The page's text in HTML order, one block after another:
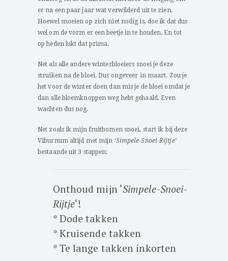
er na een paar jaar wat verwilderd uit te zien.
Hoewel snoeien op zich niet nodig is, doe ik dat dus
wel om de vorm er een beetje in te houden. En tot
op heden lukt dat prima.
Net als alle andere winterbloeiers snoei je deze
struiken na de bloei. Dus ongeveer in maart. Zou je
het voor de winter doen dan mis je de bloei omdat je
dan alle bloemknoppen weg hebt gehaald. Even
wachten dus nog.
Net zoals ik mijn fruitbomen snoei, start ik bij deze
Viburnum altijd met mijn ‘Simpele-Snoei-Rijtje‘
bestaande uit 3 stappen:
Onthoud mijn ‘Simpele-Snoei-
Rijtje‘!
* Dode takken
* Kruisende takken
* Te lange takken inkorten